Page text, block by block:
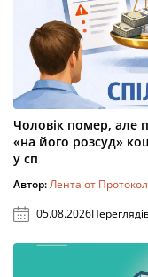
Чоловік помер, але
«на його розсуд»
у сп
Автор:Лента от
05.08.2026